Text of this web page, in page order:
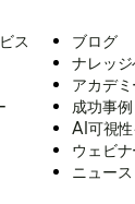
ス
ブログ
ナレッジ
アカデミ
成功事例
AI可視
ウェビナ
ニュース